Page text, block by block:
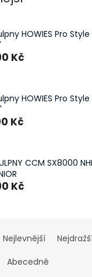
HOWIES Pro
Kč
HOWIES Pro
Kč
CCM SX8000
Kč
Nejlevnější
Abecedně